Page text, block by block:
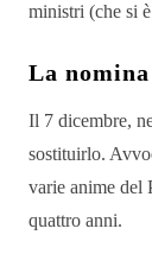
ministri (che si
La
Il 7 dicembre,
sostituirlo.
varie anime del
quattro anni.